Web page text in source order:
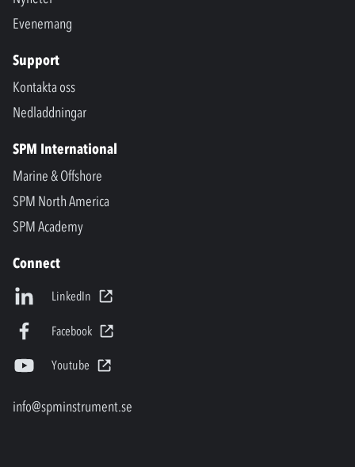
Evenemang
Support
Kontakta oss
Nedladdningar
SPM International
Marine & Offshore
SPM North America
SPM Academy
Connect
LinkedIn
Facebook
Youtube
info@spminstrument.se